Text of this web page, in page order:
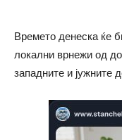
Времето денеска ќе
локални врнежи од
западните и јужните